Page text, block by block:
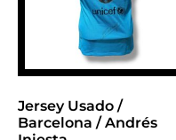
Jersey Usado /
Barcelona / Andrés